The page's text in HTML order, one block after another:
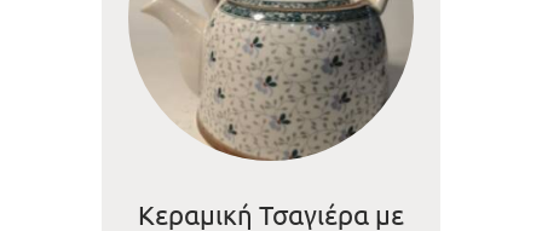
Κεραμική Τσαγιέρα με